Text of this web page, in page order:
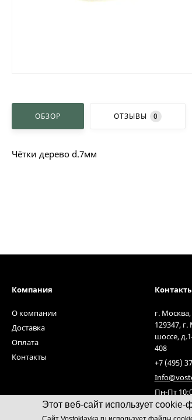
Этот веб-сайт использует cookie-
ОБЗОР ОТЗЫВЫ 0
Чётки дерево d.7мм
Компания
О компании
Доставка
Оплата
Контакты
г.
129347,
шоссе,
408
+7 (495)
Пн-Пт